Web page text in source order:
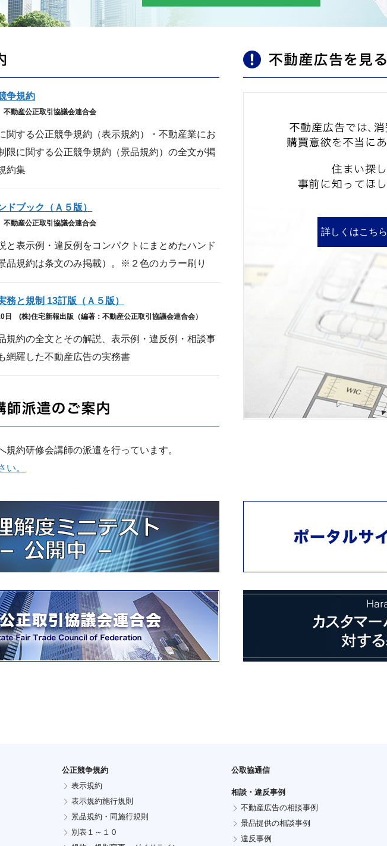
書籍のご案内
争規約
動産公正取引協議会連合会
関する公正競争規約（表示規約）・不動産業にお
限に関する公正競争規約（景品規約）の全文が掲
約集
ドブック（Ａ５版）
動産公正取引協議会連合会
と表示例・違反例をコンパクトにまとめたハンド
品規約は条文のみ掲載）。※２色のカラー刷り
務と規制 13訂版（Ａ５版）
日 (株)住宅新報出版（編著：不動産公正取引協議会連合会）
規約の全文とその解説、表示例・違反例・相談事
網羅した不動産広告の実務書
規約研修会講師の派遣を行っています。
い。
詳しくはこちら
公正競争規約
表示規約
表示規約施行規則
景品規約・同施行規則
別表１～１０
公取協通信
相談・違反事例
不動産広告の相談事例
景品提供の相談事例
違反事例